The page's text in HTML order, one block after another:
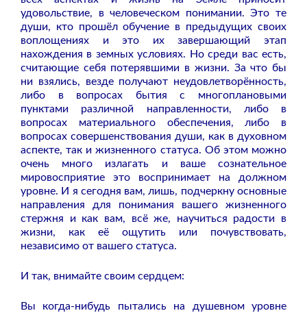
удовольствие, в человеческом понимании. Это те
души, кто прошёл обучение в предыдущих своих
воплощениях и это их завершающий этап
нахождения в земных условиях. Но среди вас есть,
считающие себя потерявшими в жизни. За что бы
ни взялись, везде получают неудовлетворённость,
либо в вопросах бытия с многоплановыми
пунктами различной направленности, либо в
вопросах материального обеспечения, либо в
вопросах совершенствования души, как в духовном
аспекте, так и жизненного статуса. Об этом можно
очень много излагать и ваше сознательное
мировосприятие это воспринимает на должном
уровне. И я сегодня вам, лишь, подчеркну основные
направления для понимания вашего жизненного
стержня и как вам, всё же, научиться радости в
жизни, как её ощутить или почувствовать,
независимо от вашего статуса.
И так, внимайте своим сердцем:
Вы когда-нибудь пытались на душевном уровне